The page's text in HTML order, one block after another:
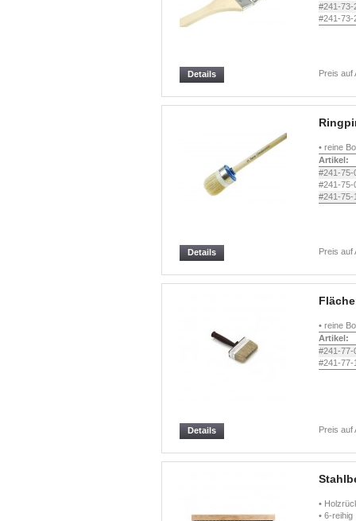
#241-73-
#241-73-
Preis auf
Details
• reine
Artikel:
#241-75-
#241-75-
#241-75-
Preis auf
Details
• reine
Artikel:
#241-77-
#241-77-
Preis auf
Details
•
• 6-reihig